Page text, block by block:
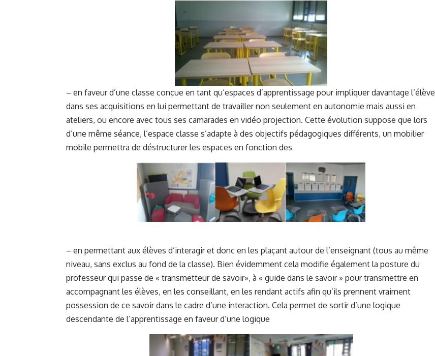
– en faveur d’une classe conçue en tant qu’espaces d’apprentissage pour impliquer davantage l’élève
dans ses acquisitions en lui permettant de travailler non seulement en autonomie mais aussi en
ateliers, ou encore avec tous ses camarades en vidéo projection. Cette évolution suppose que lors
d’une même séance, l’espace classe s’adapte à des objectifs pédagogiques différents, un mobilier
mobile permettra de déstructurer les espaces en fonction des
– en permettant aux élèves d’interagir et donc en les plaçant autour de l’enseignant (tous au même
niveau, sans exclus au fond de la classe). Bien évidemment cela modifie également la posture du
professeur qui passe de « transmetteur de savoir», à « guide dans le savoir » pour transmettre en
accompagnant les élèves, en les conseillant, en les rendant actifs afin qu’ils prennent vraiment
possession de ce savoir dans le cadre d’une interaction. Cela permet de sortir d’une logique
descendante de l’apprentissage en faveur d’une logique